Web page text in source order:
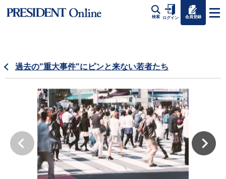
検索 ログイン 会員登録
過去の"重大事件"にピンと来ない若者たち